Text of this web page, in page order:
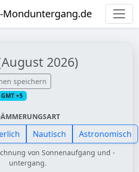
2026)
speichern
GMT +5
Nautisch Astronomisch
von Sonnenaufgang und -
untergang.